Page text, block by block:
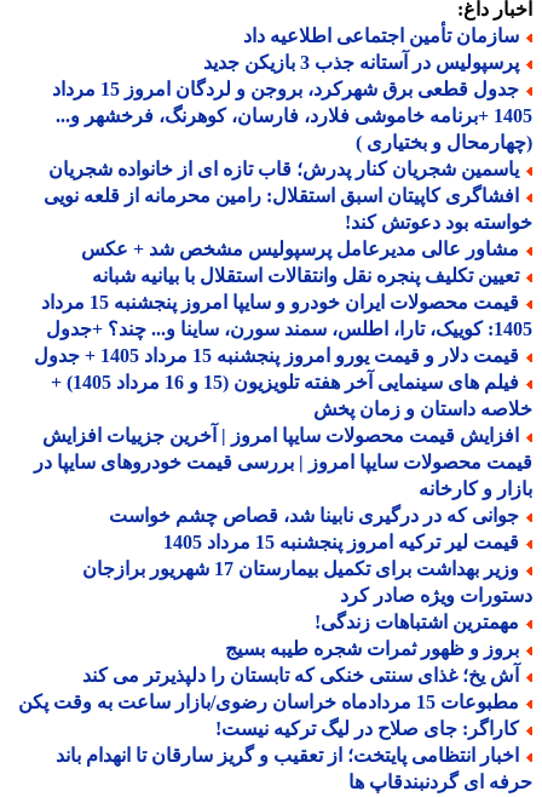
داغ:
تأمین اجتماعی اطلاعیه داد
در آستانه جذب 3 بازیکن جدید
جدول قطعی برق شهرکرد، بروجن و لردگان امروز 15 مرداد
1405 +برنامه خاموشی فلارد، فارسان، کوهرنگ، فرخشهر و...
و بختیاری )
شجریان کنار پدرش؛ قاب تازه ای از خانواده شجریان
کاپیتان اسبق استقلال: رامین محرمانه از قلعه نویی
بود دعوتش کند!
عالی مدیرعامل پرسپولیس مشخص شد + عکس
تکلیف پنجره نقل وانتقالات استقلال با بیانیه شبانه
قیمت محصولات ایران خودرو و سایپا امروز پنجشنبه 15 مرداد
ساینا و... چند؟ +جدول
دلار و قیمت یورو امروز پنجشنبه 15 مرداد 1405 + جدول
فیلم های سینمایی آخر هفته تلویزیون (15 و 16 مرداد 1405) +
داستان و زمان پخش
قیمت محصولات سایپا امروز | آخرین جزییات افزایش
محصولات سایپا امروز | بررسی قیمت خودروهای سایپا در
و کارخانه
که در درگیری نابینا شد، قصاص چشم خواست
لیر ترکیه امروز پنجشنبه 15 مرداد 1405
وزیر بهداشت برای تکمیل بیمارستان 17 شهریور برازجان
ویژه صادر کرد
اشتباهات زندگی!
و ظهور ثمرات شجره طیبه بسیج
یخ؛ غذای سنتی خنکی که تابستان را دلپذیرتر می کند
15 مردادماه خراسان رضوی/بازار ساعت به وقت پکن
جای صلاح در لیگ ترکیه نیست!
انتظامی پایتخت؛ از تعقیب و گریز سارقان تا انهدام باند
ای گردنبندقاپ ها